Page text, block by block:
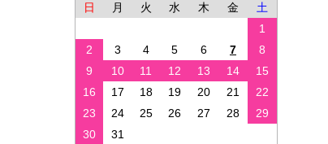
日
月 火 水 木 金
土
1
2
3 4 5 6 7
8
9
10 11 12 13 14
15
16
17 18 19 20 21
22
23
24 25 26 27 28
29
30
31